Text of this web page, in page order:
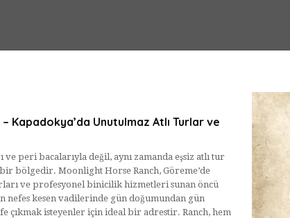
Kapadokya’da Unutulmaz Atlı Turlar ve
peri bacalarıyla değil, aynı zamanda eşsiz atlı tur
bölgedir. Moonlight Horse Ranch, Göreme’de
ve profesyonel binicilik hizmetleri sunan öncü
nefes kesen vadilerinde gün doğumundan gün
çıkmak isteyenler için ideal bir adrestir. Ranch, hem